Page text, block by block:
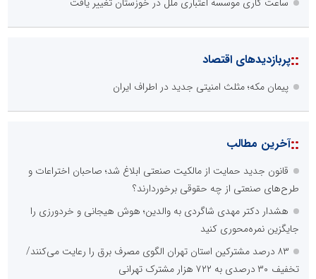
::پربازدیدهای اقتصاد
پیمان مکه؛ مثلث امنیتی جدید در اطراف ایران
::آخرین مطالب
قانون جدید حمایت از مالکیت صنعتی ابلاغ شد؛ صاحبان اختراعات و
طرح‌های صنعتی از چه حقوقی برخوردارند؟
هشدار دکتر مهدی شاگردی به والدین؛ هوش هیجانی و خردورزی را
جایگزین نمره‌محوری کنید
۸۳ درصد مشترکین استان تهران الگوی مصرف برق را رعایت می‌کنند/
تخفیف ۳۰ درصدی به ۷۲۲ هزار مشترک تهرانی